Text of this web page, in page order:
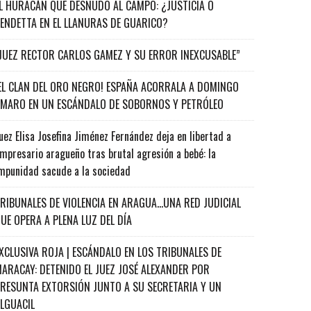
HURACÁN QUE DESNUDÓ AL CAMPO: ¿JUSTICIA O
EN EL LLANURAS DE GUARICO?
RECTOR CARLOS GAMEZ Y SU ERROR INEXCUSABLE”
CLAN DEL ORO NEGRO! ESPAÑA ACORRALA A DOMINGO
EN UN ESCÁNDALO DE SOBORNOS Y PETRÓLEO
Elisa Josefina Jiménez Fernández deja en libertad a
aragueño tras brutal agresión a bebé: la
sacude a la sociedad
DE VIOLENCIA EN ARAGUA…UNA RED JUDICIAL
OPERA A PLENA LUZ DEL DÍA
ROJA | ESCÁNDALO EN LOS TRIBUNALES DE
DETENIDO EL JUEZ JOSÉ ALEXANDER POR
EXTORSIÓN JUNTO A SU SECRETARIA Y UN